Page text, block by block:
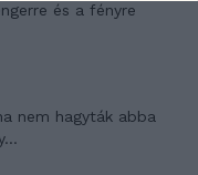
és a fényre
nem hagyták abba